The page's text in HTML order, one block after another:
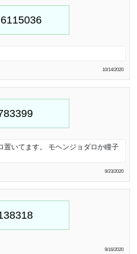
10/14/2020
いてます。 モヘンジョダロか瞳子
9/23/2020
9/16/2020